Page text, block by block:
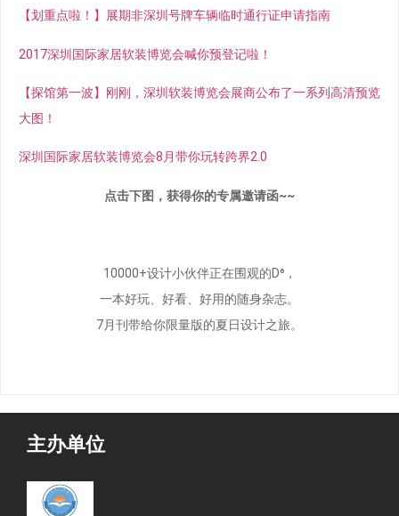
【划重点啦！】展期非深圳号牌车辆临时通行证申请指南
2017深圳国际家居软装博览会喊你预登记啦！
【探馆第一波】刚刚，深圳软装博览会展商公布了一系列高清预览
大图！
深圳国际家居软装博览会8月带你玩转跨界2.0
点击下图，获得你的专属邀请函~~
10000+设计小伙伴正在围观的D⁶，
一本好玩、好看、好用的随身杂志。
7月刊带给你限量版的夏日设计之旅。
主办单位